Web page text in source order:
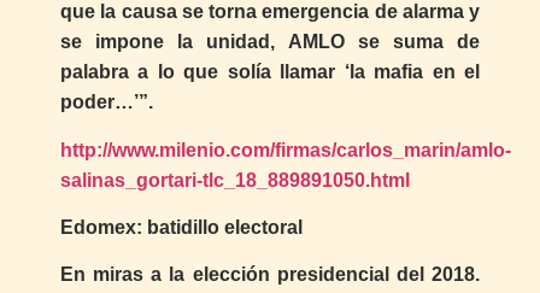
que la causa se torna emergencia de alarma y
se impone la unidad, AMLO se suma de
palabra a lo que solía llamar ‘la mafia en el
poder…’”.
http://www.milenio.com/firmas/carlos_marin/amlo-
salinas_gortari-tlc_18_889891050.html
Edomex: batidillo electoral
En miras a la elección presidencial del 2018.